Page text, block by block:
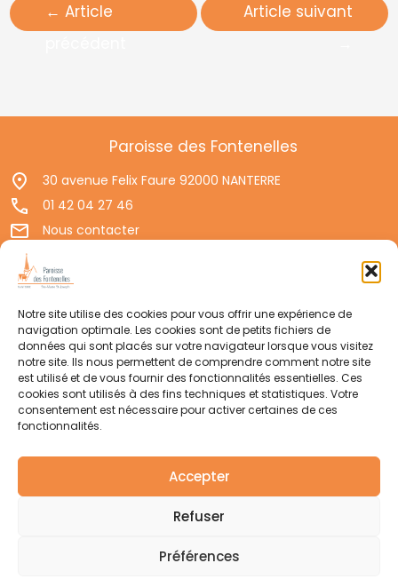
Notre site utilise des cookies pour vous offrir une expérience de
navigation optimale. Les cookies sont de petits fichiers de
données qui sont placés sur votre navigateur lorsque vous visitez
notre site. Ils nous permettent de comprendre comment notre site
est utilisé et de vous fournir des fonctionnalités essentielles. Ces
cookies sont utilisés à des fins techniques et statistiques. Votre
consentement est nécessaire pour activer certaines de ces
fonctionnalités.
Accepter
Refuser
Préférences
← Article
Article suivant
Paroisse des Fontenelles
30 avenue Felix Faure 92000 NANTERRE
01 42 04 27 46
Nous contacter
Politique de confidentialité
Suivre votre paroisse
WhatsApp
Newsletter